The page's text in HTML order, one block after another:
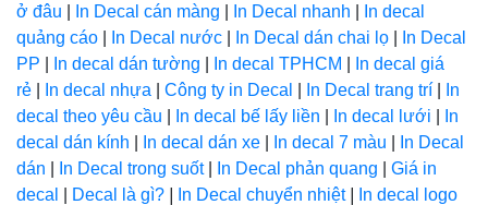
ở đâu
In Decal cán màng In Decal nhanh
In decal
quảng cáo
In Decal nước In Decal dán chai lọ
In Decal
PP
In decal dán tường In decal TPHCM
In decal giá
rẻ
In decal nhựa Công ty in Decal In Decal trang trí
In
decal theo yêu cầu
In decal bế lấy liền In decal lưới
In
decal dán kính
In decal dán xe In decal 7 màu
In Decal
dán
In Decal trong suốt| In Decal phản quang
Giá in
decal
Decal là gì? In Decal chuyển nhiệt| In decal logo